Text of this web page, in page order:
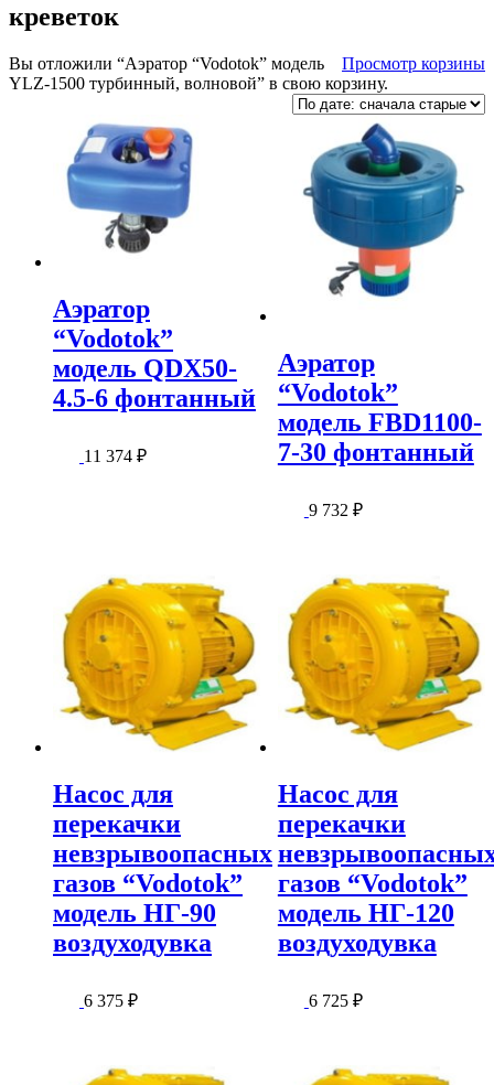
креветок
Просмотр корзины
Вы отложили “Аэратор “Vodotok” модель
YLZ-1500 турбинный, волновой” в свою корзину.
Аэратор
“Vodotok”
модель QDX50-
4.5-6 фонтанный
11 374 ₽
Аэратор
“Vodotok”
модель FBD1100-
7-30 фонтанный
9 732 ₽
Насос для
перекачки
невзрывоопасных
газов “Vodotok”
модель НГ-90
воздуходувка
6 375 ₽
Насос для
перекачки
газов “Vodotok”
модель НГ-120
воздуходувка
6 725 ₽